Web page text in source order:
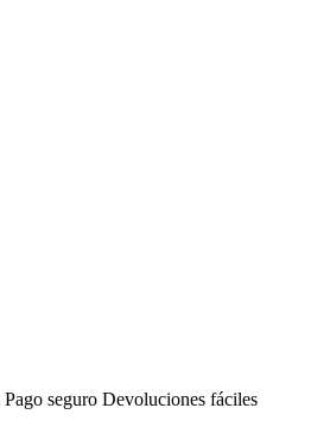
Pago seguro Devoluciones fáciles